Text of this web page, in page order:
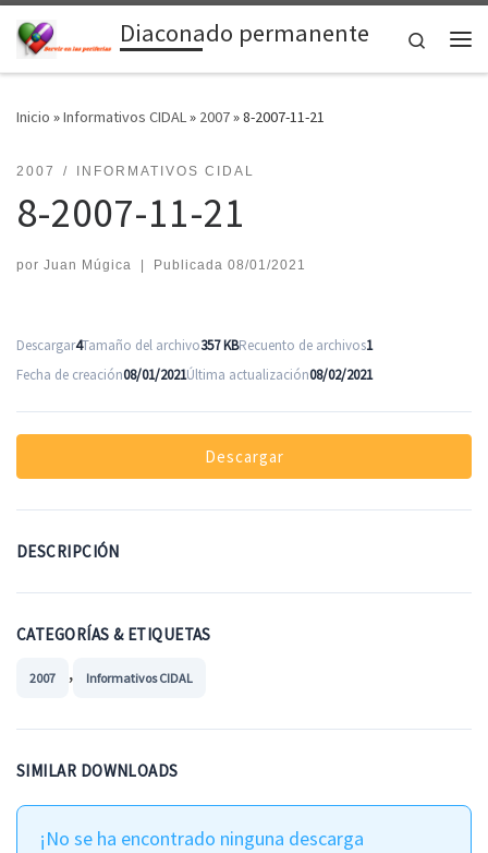
Saltar al contenidoDiaconado permanente
Search
Inicio »Informativos CIDAL» 2007»8-2007-11-21
2007 INFORMATIVOS CIDAL
8-2007-11-21
por Juan Múgica | Publicada 08/01/2021
Descargar4Tamaño del archivo357 KBRecuento de archivos1
Fecha de creación08/01/2021Última actualización08/02/2021
Descargar
DESCRIPCIÓN
CATEGORÍAS & ETIQUETAS
2007 , Informativos CIDAL
SIMILAR DOWNLOADS
¡No se ha encontrado ninguna descarga